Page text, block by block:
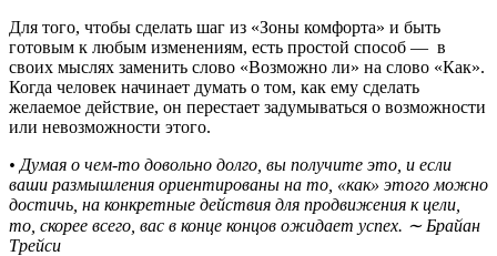
Для того, чтобы сделать шаг из «Зоны комфорта» и быть
готовым к любым изменениям, есть простой способ — в
своих мыслях заменить слово «Возможно ли» на слово «Как».
Когда человек начинает думать о том, как ему сделать
желаемое действие, он перестает задумываться о возможности
или невозможности этого.
• Думая о чем-то довольно долго, вы получите это, и если
ваши размышления ориентированы на то, «как» этого можно
достичь, на конкретные действия для продвижения к цели,
то, скорее всего, вас в конце концов ожидает успех. ∼ Брайан
Трейси